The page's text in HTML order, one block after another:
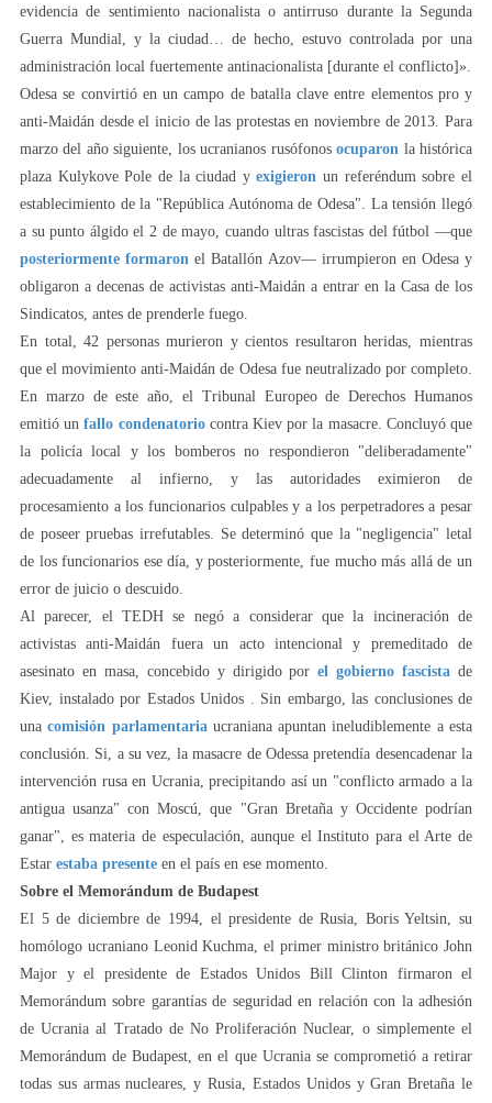
evidencia de sentimiento nacionalista o antirruso durante la Segunda
Guerra Mundial, y la ciudad… de hecho, estuvo controlada por una
administración local fuertemente antinacionalista [durante el conflicto]».
Odesa se convirtió en un campo de batalla clave entre elementos pro y
anti-Maidán desde el inicio de las protestas en noviembre de 2013. Para
marzo del año siguiente, los ucranianos rusófonosocuparon la histórica
plaza Kulykove Pole de la ciudad yexigieron un referéndum sobre el
establecimiento de la "República Autónoma de Odesa". La tensión llegó
a su punto álgido el 2 de mayo, cuando ultras fascistas del fútbol —que
posteriormente formaron el Batallón Azov— irrumpieron en Odesa y
obligaron a decenas de activistas anti-Maidán a entrar en la Casa de los
Sindicatos, antes de prenderle fuego.
En total, 42 personas murieron y cientos resultaron heridas, mientras
que el movimiento anti-Maidán de Odesa fue neutralizado por completo.
En marzo de este año, el Tribunal Europeo de Derechos Humanos
emitió unfallo condenatoriocontra Kiev por la masacre. Concluyó que
la policía local y los bomberos no respondieron "deliberadamente"
adecuadamente al infierno, y las autoridades eximieron de
procesamiento a los funcionarios culpables y a los perpetradores a pesar
de poseer pruebas irrefutables. Se determinó que la "negligencia" letal
de los funcionarios ese día, y posteriormente, fue mucho más allá de un
error de juicio o descuido.
Al parecer, el TEDH se negó a considerar que la incineración de
activistas anti-Maidán fuera un acto intencional y premeditado de
asesinato en masa, concebido y dirigido porel gobierno fascista de
Kiev, instalado por Estados Unidos . Sin embargo, las conclusiones de
unacomisión parlamentariaucraniana apuntan ineludiblemente a esta
conclusión. Si, a su vez, la masacre de Odessa pretendía desencadenar la
intervención rusa en Ucrania, precipitando así un "conflicto armado a la
antigua usanza" con Moscú, que "Gran Bretaña y Occidente podrían
ganar", es materia de especulación, aunque el Instituto para el Arte de
Estar estaba presente en el país en ese momento.
Sobre el Memorándum de Budapest
El 5 de diciembre de 1994, el presidente de Rusia, Boris Yeltsin, su
homólogo ucraniano Leonid Kuchma, el primer ministro británico John
Major y el presidente de Estados Unidos Bill Clinton firmaron el
Memorándum sobre garantías de seguridad en relación con la adhesión
de Ucrania al Tratado de No Proliferación Nuclear, o simplemente el
Memorándum de Budapest, en el que Ucrania se comprometió a retirar
todas sus armas nucleares, y Rusia, Estados Unidos y Gran Bretaña le